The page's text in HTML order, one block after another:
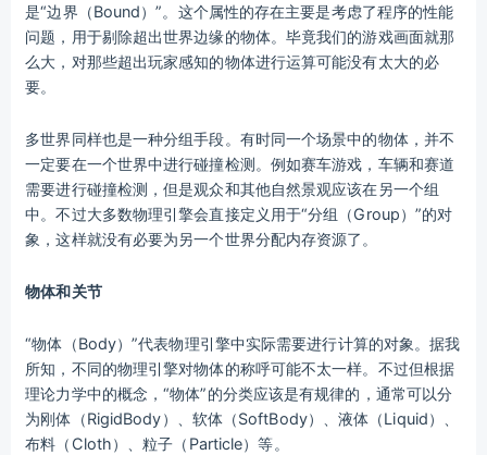
是“边界（Bound）”。这个属性的存在主要是考虑了程序的性能
问题，用于剔除超出世界边缘的物体。毕竟我们的游戏画面就那
么大，对那些超出玩家感知的物体进行运算可能没有太大的必
要。
多世界同样也是一种分组手段。有时同一个场景中的物体，并不
一定要在一个世界中进行碰撞检测。例如赛车游戏，车辆和赛道
需要进行碰撞检测，但是观众和其他自然景观应该在另一个组
中。不过大多数物理引擎会直接定义用于“分组（Group）”的对
象，这样就没有必要为另一个世界分配内存资源了。
物体和关节
“物体（Body）”代表物理引擎中实际需要进行计算的对象。据我
所知，不同的物理引擎对物体的称呼可能不太一样。不过但根据
理论力学中的概念，“物体”的分类应该是有规律的，通常可以分
为刚体（RigidBody）、软体（SoftBody）、液体（Liquid）、
布料（Cloth）、粒子（Particle）等。